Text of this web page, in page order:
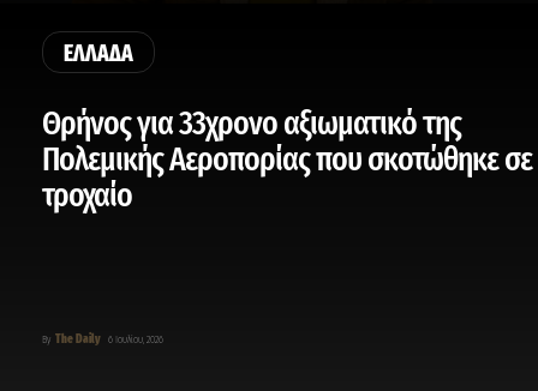
ΕΛΛΑΔΑ
Θρήνος για 33χρονο αξιωματικό της
Πολεμικής Αεροπορίας που σκοτώθηκε σε
τροχαίο
By The Daily 6 Ιουλίου, 2026